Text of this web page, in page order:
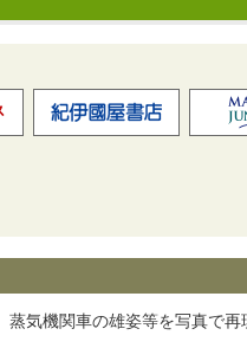
気機関車の雄姿等を写真で